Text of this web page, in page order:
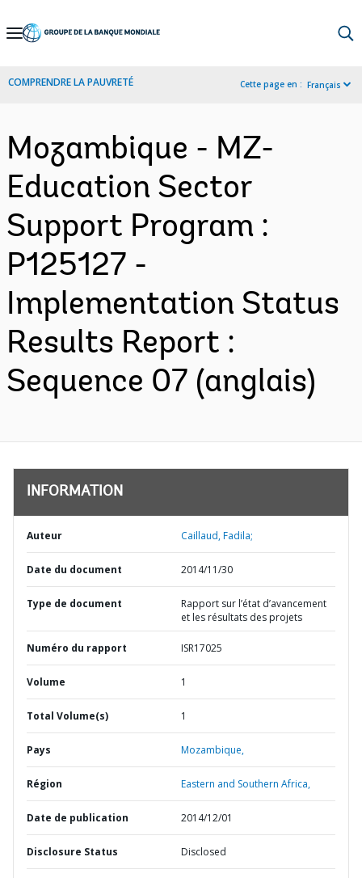
Skip
Navigation
COMPRENDRE LA PAUVRETÉ Cette page en : Français
Mozambique - MZ-
Education Sector
Support Program :
P125127 -
Implementation Status
Results Report :
Sequence 07 (anglais)
INFORMATION
Auteur Caillaud, Fadila;
Date du document 2014/11/30
Type de document
Rapport sur l’état d’avancement
et les résultats des projets
Numéro du rapport ISR17025
Volume 1
Total Volume(s) 1
Pays Mozambique,
Région Eastern and Southern Africa,
Date de publication 2014/12/01
Disclosure Status Disclosed